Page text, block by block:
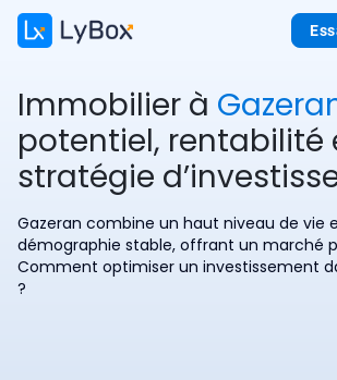
Immobilier à
potentiel, rentabilité
stratégie
Gazeran combine un haut niveau de vie
démographie stable, offrant un marché
Comment optimiser un investissement
?